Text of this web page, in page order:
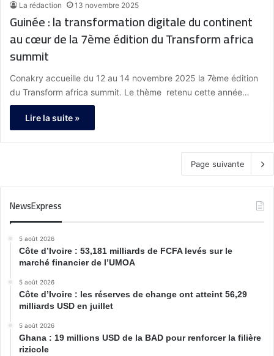
La rédaction 13 novembre 2025
Guinée : la transformation digitale du continent
au cœur de la 7ème édition du Transform africa
summit
Conakry accueille du 12 au 14 novembre 2025 la 7ème édition
du Transform africa summit. Le thème retenu cette année…
Lire la suite »
Page suivante
NewsExpress
5 août 2026
Côte d’Ivoire : 53,181 milliards de FCFA levés sur le
marché financier de l’UMOA
5 août 2026
Côte d’Ivoire : les réserves de change ont atteint 56,29
milliards USD en juillet
5 août 2026
Ghana : 19 millions USD de la BAD pour renforcer la filière
rizicole